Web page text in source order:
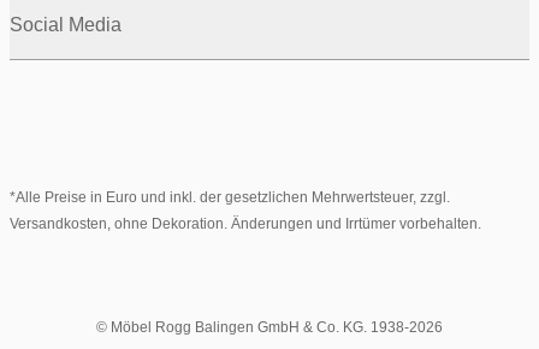
Social Media
*Alle Preise in Euro und inkl. der gesetzlichen Mehrwertsteuer, zzgl.
Versandkosten, ohne Dekoration. Änderungen und Irrtümer vorbehalten.
© Möbel Rogg Balingen GmbH & Co. KG. 1938-2026